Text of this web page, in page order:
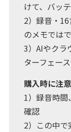
けて、バッ
2）録音・
のメモでは
3）AIやクラ
ターフェー
購入時に注
1）録音時
確認
2）この中